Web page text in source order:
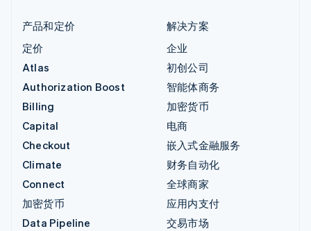
产品和定价
定价
Atlas
Authorization Boost
Billing
Capital
Checkout
Climate
Connect
加密货币
Data Pipeline
解决方案
企业
初创公司
智能体商务
加密货币
电商
嵌入式金融服务
财务自动化
全球商家
应用内支付
交易市场